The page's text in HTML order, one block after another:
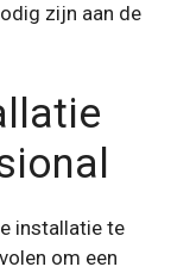
zijn aan de
installatie te
om een